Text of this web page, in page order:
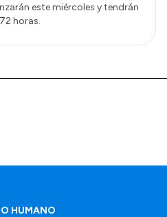
este miércoles y tendrán
horas.
HUMANO